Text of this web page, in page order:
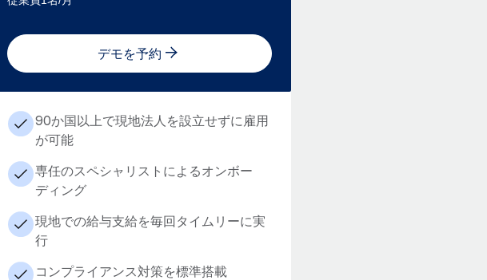
デモを予約
90か国以上で現地法人を設立せずに雇用
が可能
専任のスペシャリストによるオンボー
ディング
現地での給与支給を毎回タイムリーに実
行
コンプライアンス対策を標準搭載